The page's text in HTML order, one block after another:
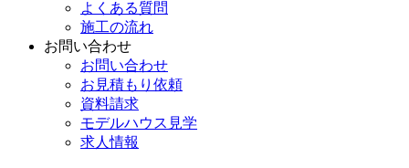
よくある質問
施工の流れ
お問い合わせ
お問い合わせ
お見積もり依頼
資料請求
モデルハウス見学
求人情報